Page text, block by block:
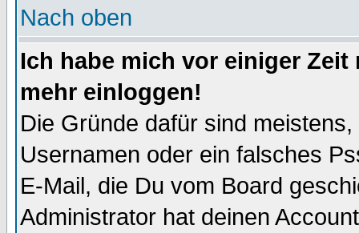
Nach oben
Ich habe mich vor einiger
mehr einloggen!
Die Gründe dafür sind
Usernamen oder ein falsches
E-Mail, die Du vom Board
Administrator hat deinen